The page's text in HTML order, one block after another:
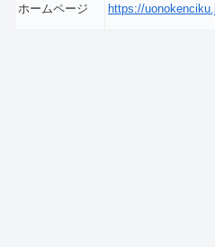
ホームページ https://